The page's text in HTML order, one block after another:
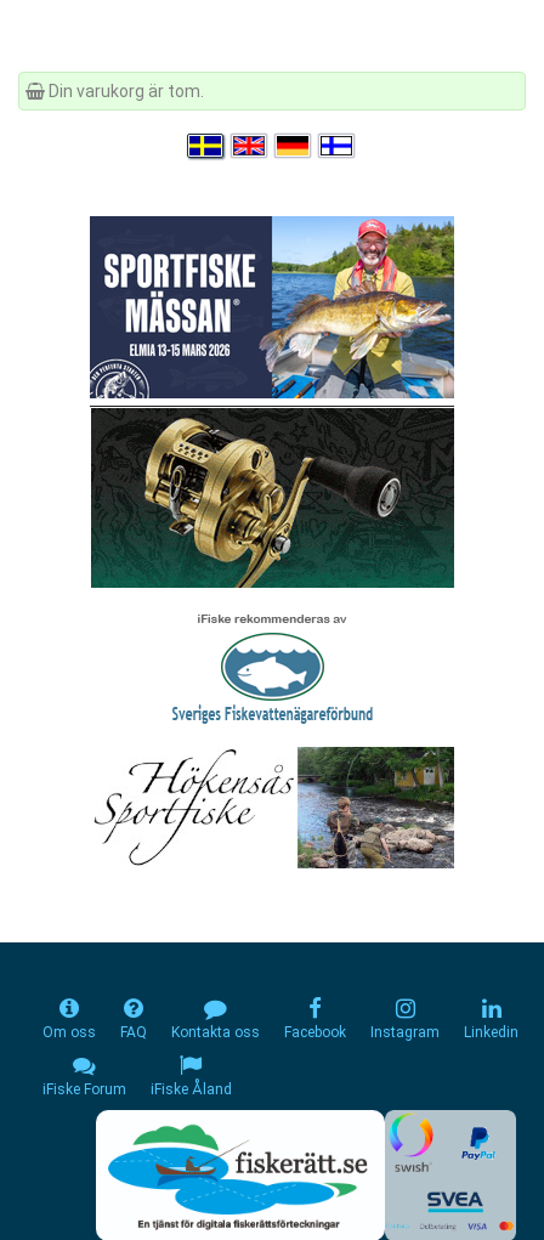
Din varukorg är tom.
Om oss FAQ Kontakta oss Facebook Instagram Linkedin
iFiske Forum iFiske Åland